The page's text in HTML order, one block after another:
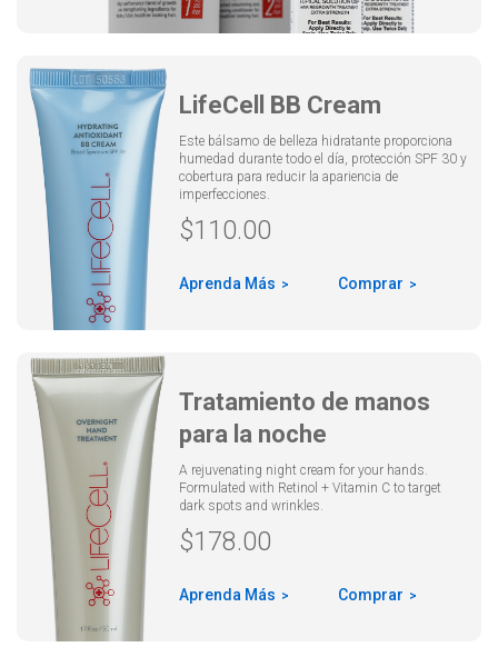
LifeCell BB Cream
Este bálsamo de belleza hidratante proporciona
humedad durante todo el día, protección SPF 30 y
cobertura para reducir la apariencia de
imperfecciones.
$110.00
Aprenda Más Comprar
Tratamiento de manos
para la noche
A rejuvenating night cream for your hands.
Formulated with Retinol + Vitamin C to target
dark spots and wrinkles.
$178.00
Aprenda Más Comprar